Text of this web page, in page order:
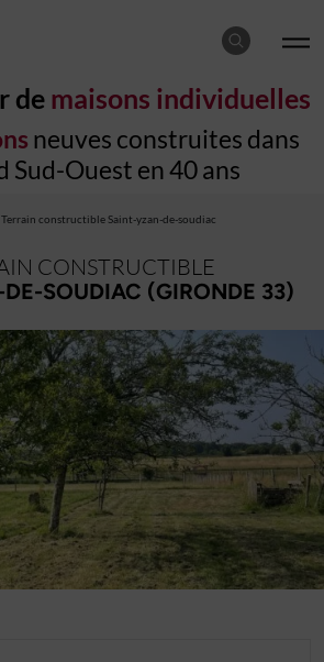
de maisons individuelles
neuves construites dans
Sud-Ouest en 40 ans
Terrain constructible Saint-yzan-de-soudiac
CONSTRUCTIBLE
SOUDIAC (GIRONDE 33)